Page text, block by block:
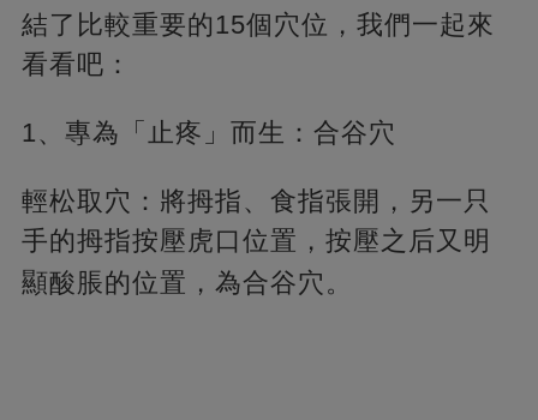
結了比較重要的15個穴位，我們一起來
看看吧：
1、專為「止疼」而生：合谷穴
輕松取穴：將拇指、食指張開，另一只
手的拇指按壓虎口位置，按壓之后又明
顯酸脹的位置， 為合谷穴。